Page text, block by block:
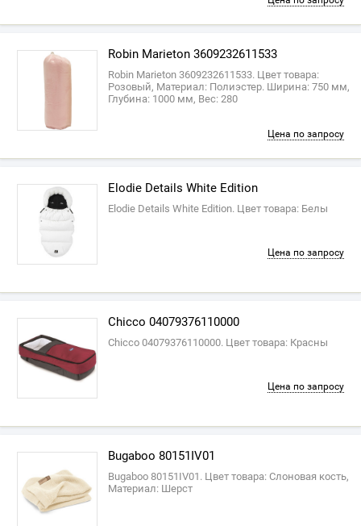
Robin Marieton 3609232611533
Robin Marieton 3609232611533. Цвет товара:
Розовый, Материал: Полиэстер. Ширина: 750 мм,
Глубина: 1000 мм, Вес: 280
Цена по запросу
Elodie Details White Edition
Elodie Details White Edition. Цвет товара: Белы
Цена по запросу
Chicco 04079376110000
Chicco 04079376110000. Цвет товара: Красны
Цена по запросу
Bugaboo 80151IV01
Bugaboo 80151IV01. Цвет товара: Слоновая кость,
Материал: Шерст